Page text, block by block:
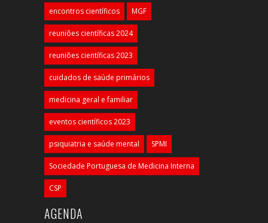
encontros científicos MGF
reuniões científicas 2024
reuniões científicas 2023
cuidados de saúde primários
medicina geral e familiar
eventos científicos 2023
psiquiatria e saúde mental SPMI
Sociedade Portuguesa de Medicina Interna
CSP
AGENDA